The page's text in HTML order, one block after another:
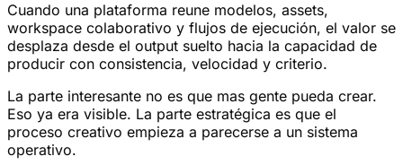
Cuando una plataforma reune modelos, assets,
workspace colaborativo y flujos de ejecución, el valor se
desplaza desde el output suelto hacia la capacidad de
producir con consistencia, velocidad y criterio.
La parte interesante no es que mas gente pueda crear.
Eso ya era visible. La parte estratégica es que el
proceso creativo empieza a parecerse a un sistema
operativo.